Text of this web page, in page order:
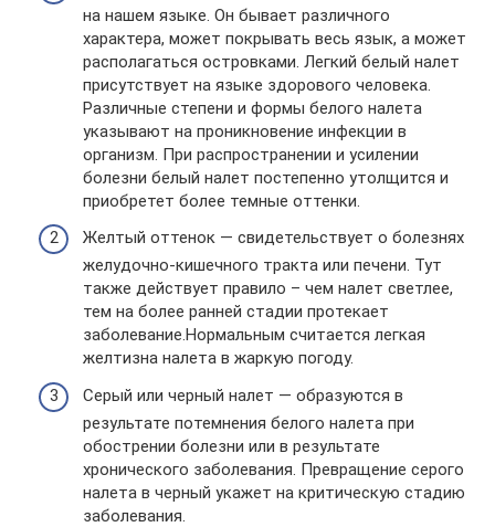
на нашем языке. Он бывает различного
характера, может покрывать весь язык, а может
располагаться островками. Легкий белый налет
присутствует на языке здорового человека.
Различные степени и формы белого налета
указывают на проникновение инфекции в
организм. При распространении и усилении
болезни белый налет постепенно утолщится и
приобретет более темные оттенки.
Желтый оттенок — свидетельствует о болезнях
желудочно-кишечного тракта или печени. Тут
также действует правило – чем налет светлее,
тем на более ранней стадии протекает
заболевание.Нормальным считается легкая
желтизна налета в жаркую погоду.
Серый или черный налет — образуются в
результате потемнения белого налета при
обострении болезни или в результате
хронического заболевания. Превращение серого
налета в черный укажет на критическую стадию
заболевания.